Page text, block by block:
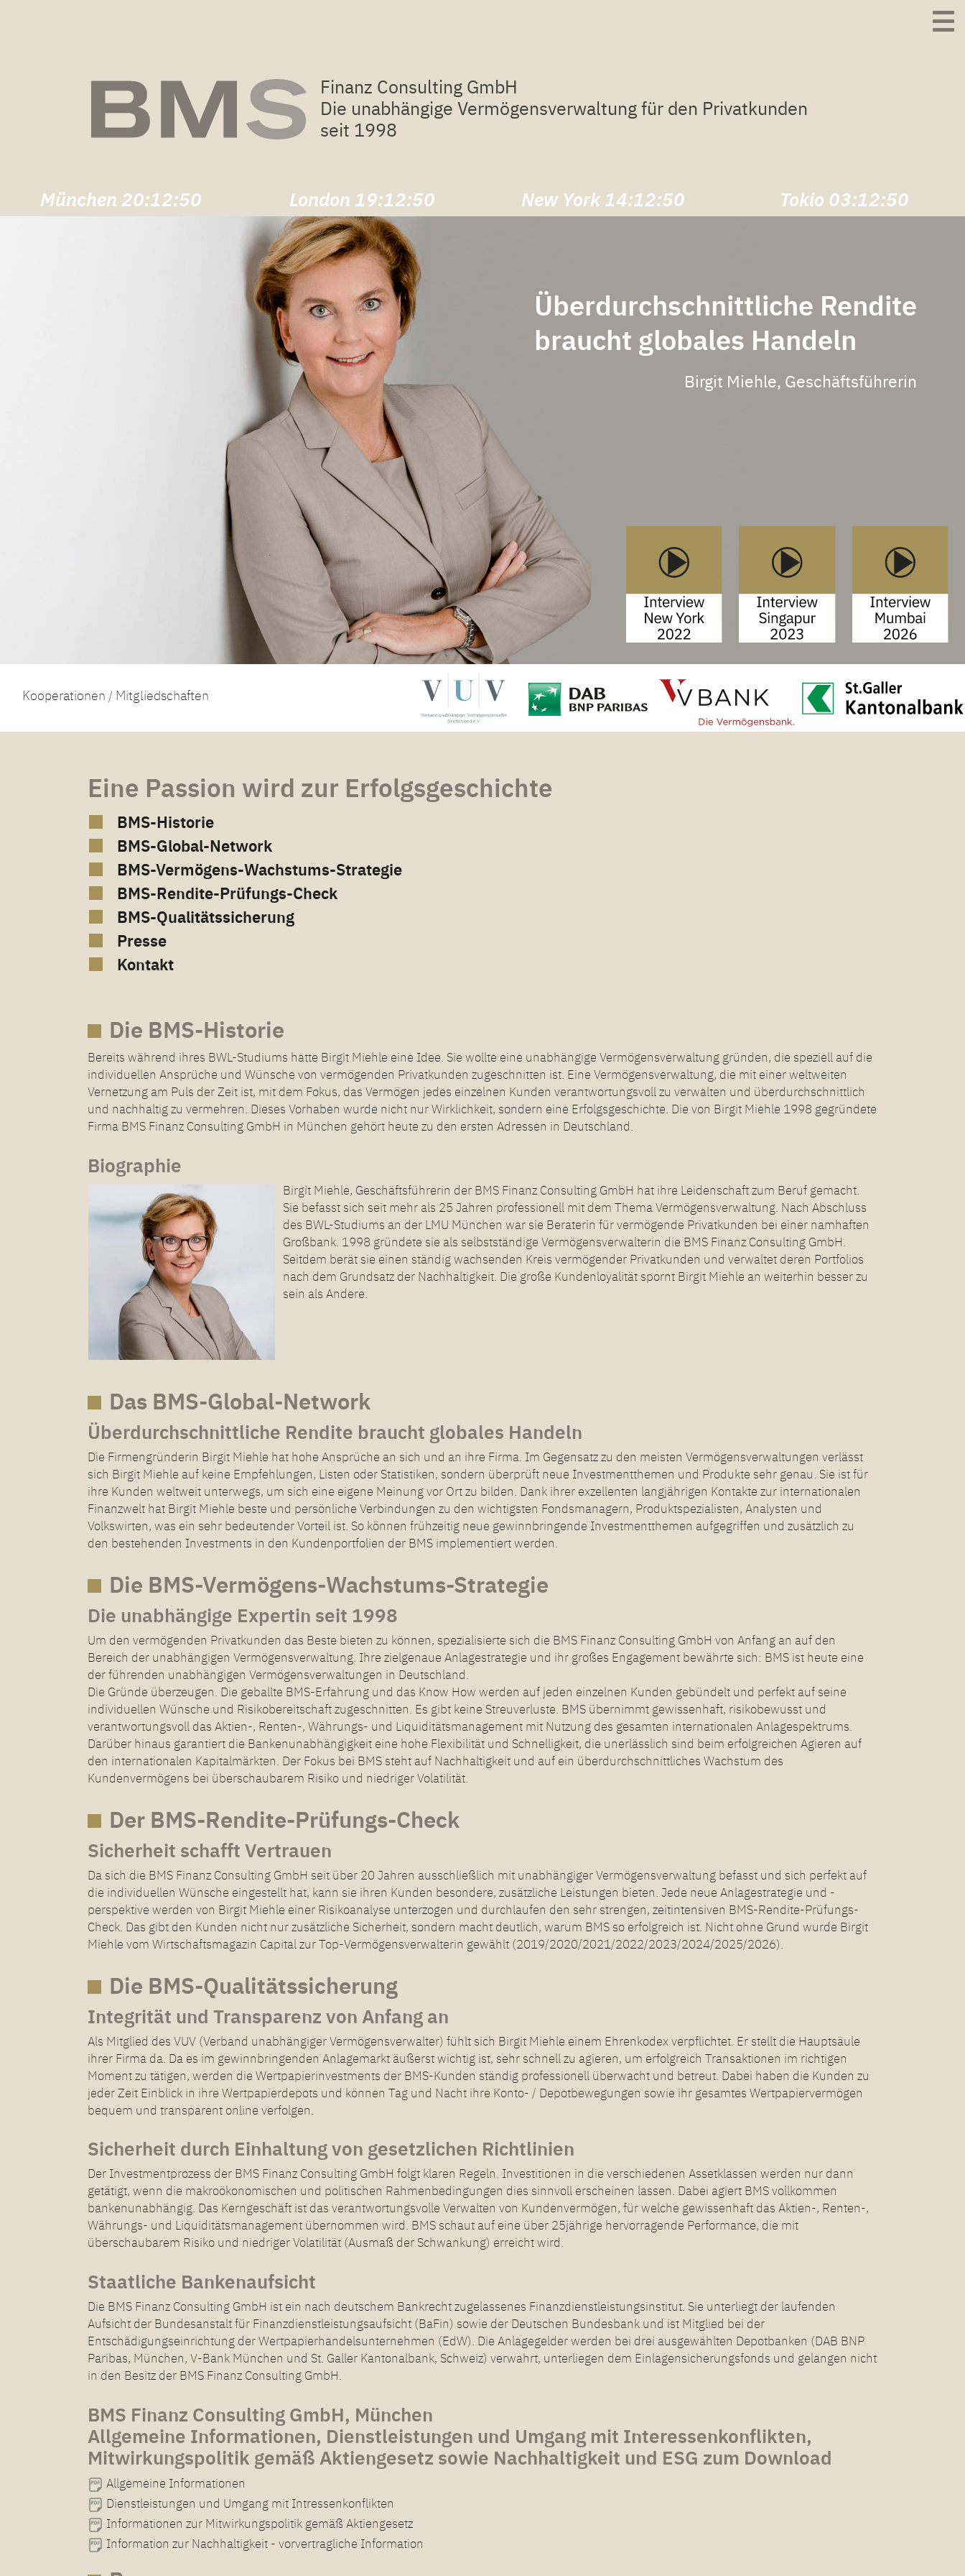
Finanz Consulting GmbH
Die unabhängige Vermögensverwaltung für den Privatkunden
seit 1998
München 20:12:51 London 19:12:51 New York14:12:51 Tokio 03:12:51
Überdurchschnittliche Rendite
braucht globales Handeln
Birgit Miehle, Geschäftsführerin
Kooperationen / Mitgliedschaften
Eine Passion wird zur Erfolgsgeschichte
BMS-Historie
BMS-Global-Network
BMS-Vermögens-Wachstums-Strategie
BMS-Rendite-Prüfungs-Check
BMS-Qualitätssicherung
Presse
Kontakt
Die BMS-Historie
Bereits während ihres BWL-Studiums hatte Birgit Miehle eine Idee. Sie wollte eine unabhängige Vermögensverwaltung gründen, die speziell auf die
individuellen Ansprüche und Wünsche von vermögenden Privatkunden zugeschnitten ist. Eine Vermögensverwaltung, die mit einer weltweiten
Vernetzung am Puls der Zeit ist, mit dem Fokus, das Vermögen jedes einzelnen Kunden verantwortungsvoll zu verwalten und überdurchschnittlich
und nachhaltig zu vermehren. Dieses Vorhaben wurde nicht nur Wirklichkeit, sondern eine Erfolgsgeschichte. Die von Birgit Miehle 1998 gegründete
Firma BMS Finanz Consulting GmbH in München gehört heute zu den ersten Adressen in Deutschland.
Biographie
Birgit Miehle, Geschäftsführerin der BMS Finanz Consulting GmbH hat ihre Leidenschaft zum Beruf gemacht.
Sie befasst sich seit mehr als 25 Jahren professionell mit dem Thema Vermögensverwaltung. Nach Abschluss
des BWL-Studiums an der LMU München war sie Beraterin für vermögende Privatkunden bei einer namhaften
Großbank. 1998 gründete sie als selbstständige Vermögensverwalterin die BMS Finanz Consulting GmbH.
Seitdem berät sie einen ständig wachsenden Kreis vermögender Privatkunden und verwaltet deren Portfolios
nach dem Grundsatz der Nachhaltigkeit. Die große Kundenloyalität spornt Birgit Miehle an weiterhin besser zu
sein als Andere.
Das BMS-Global-Network
Überdurchschnittliche Rendite braucht globales Handeln
Die Firmengründerin Birgit Miehle hat hohe Ansprüche an sich und an ihre Firma. Im Gegensatz zu den meisten Vermögensverwaltungen verlässt
sich Birgit Miehle auf keine Empfehlungen, Listen oder Statistiken, sondern überprüft neue Investmentthemen und Produkte sehr genau. Sie ist für
ihre Kunden weltweit unterwegs, um sich eine eigene Meinung vor Ort zu bilden. Dank ihrer exzellenten langjährigen Kontakte zur internationalen
Finanzwelt hat Birgit Miehle beste und persönliche Verbindungen zu den wichtigsten Fondsmanagern, Produktspezialisten, Analysten und
Volkswirten, was ein sehr bedeutender Vorteil ist. So können frühzeitig neue gewinnbringende Investmentthemen aufgegriffen und zusätzlich zu
den bestehenden Investments in den Kundenportfolien der BMS implementiert werden.
Die BMS-Vermögens-Wachstums-Strategie
Die unabhängige Expertin seit 1998
Um den vermögenden Privatkunden das Beste bieten zu können, spezialisierte sich die BMS Finanz Consulting GmbH von Anfang an auf den
Bereich der unabhängigen Vermögensverwaltung. Ihre zielgenaue Anlagestrategie und ihr großes Engagement bewährte sich: BMS ist heute eine
der führenden unabhängigen Vermögensverwaltungen in Deutschland.
Die Gründe überzeugen. Die geballte BMS-Erfahrung und das Know How werden auf jeden einzelnen Kunden gebündelt und perfekt auf seine
individuellen Wünsche und Risikobereitschaft zugeschnitten. Es gibt keine Streuverluste. BMS übernimmt gewissenhaft, risikobewusst und
verantwortungsvoll das Aktien-, Renten-, Währungs- und Liquiditätsmanagement mit Nutzung des gesamten internationalen Anlagespektrums.
Darüber hinaus garantiert die Bankenunabhängigkeit eine hohe Flexibilität und Schnelligkeit, die unerlässlich sind beim erfolgreichen Agieren auf
den internationalen Kapitalmärkten. Der Fokus bei BMS steht auf Nachhaltigkeit und auf ein überdurchschnittliches Wachstum des
Kundenvermögens bei überschaubarem Risiko und niedriger Volatilität.
Der BMS-Rendite-Prüfungs-Check
Sicherheit schafft Vertrauen
Da sich die BMS Finanz Consulting GmbH seit über 20 Jahren ausschließlich mit unabhängiger Vermögensverwaltung befasst und sich perfekt auf
die individuellen Wünsche eingestellt hat, kann sie ihren Kunden besondere, zusätzliche Leistungen bieten. Jede neue Anlagestrategie und -
perspektive werden von Birgit Miehle einer Risikoanalyse unterzogen und durchlaufen den sehr strengen, zeitintensiven BMS-Rendite-Prüfungs-
Check. Das gibt den Kunden nicht nur zusätzliche Sicherheit, sondern macht deutlich, warum BMS so erfolgreich ist. Nicht ohne Grund wurde Birgit
Miehle vom Wirtschaftsmagazin Capital zur Top-Vermögensverwalterin gewählt (2019/2020/2021/2022/2023/2024/2025/2026).
Die BMS-Qualitätssicherung
Integrität und Transparenz von Anfang an
Als Mitglied des VUV (Verband unabhängiger Vermögensverwalter) fühlt sich Birgit Miehle einem Ehrenkodex verpflichtet. Er stellt die Hauptsäule
ihrer Firma da. Da es im gewinnbringenden Anlagemarkt äußerst wichtig ist, sehr schnell zu agieren, um erfolgreich Transaktionen im richtigen
Moment zu tätigen, werden die Wertpapierinvestments der BMS-Kunden ständig professionell überwacht und betreut. Dabei haben die Kunden zu
jeder Zeit Einblick in ihre Wertpapierdepots und können Tag und Nacht ihre Konto- / Depotbewegungen sowie ihr gesamtes Wertpapiervermögen
bequem und transparent online verfolgen.
Sicherheit durch Einhaltung von gesetzlichen Richtlinien
Der Investmentprozess der BMS Finanz Consulting GmbH folgt klaren Regeln. Investitionen in die verschiedenen Assetklassen werden nur dann
getätigt, wenn die makroökonomischen und politischen Rahmenbedingungen dies sinnvoll erscheinen lassen. Dabei agiert BMS vollkommen
bankenunabhängig. Das Kerngeschäft ist das verantwortungsvolle Verwalten von Kundenvermögen, für welche gewissenhaft das Aktien-, Renten-,
Währungs- und Liquiditätsmanagement übernommen wird. BMS schaut auf eine über 25jährige hervorragende Performance, die mit
überschaubarem Risiko und niedriger Volatilität (Ausmaß der Schwankung) erreicht wird.
Staatliche Bankenaufsicht
Die BMS Finanz Consulting GmbH ist ein nach deutschem Bankrecht zugelassenes Finanzdienstleistungsinstitut. Sie unterliegt der laufenden
Aufsicht der Bundesanstalt für Finanzdienstleistungsaufsicht (BaFin) sowie der Deutschen Bundesbank und ist Mitglied bei der
Entschädigungseinrichtung der Wertpapierhandelsunternehmen (EdW). Die Anlagegelder werden bei drei ausgewählten Depotbanken (DAB BNP
Paribas, München, V-Bank München und St. Galler Kantonalbank, Schweiz) verwahrt, unterliegen dem Einlagensicherungsfonds und gelangen nicht
in den Besitz der BMS Finanz Consulting GmbH.
BMS Finanz Consulting GmbH, München
Allgemeine Informationen, Dienstleistungen und Umgang mit Interessenkonflikten,
Mitwirkungspolitik gemäß Aktiengesetz sowie Nachhaltigkeit und ESG zum Download
Allgemeine Informationen
Dienstleistungen und Umgang mit Intressenkonflikten
Informationen zur Mitwirkungspolitik gemäß Aktiengesetz
Information zur Nachhaltigkeit - vorvertragliche Information